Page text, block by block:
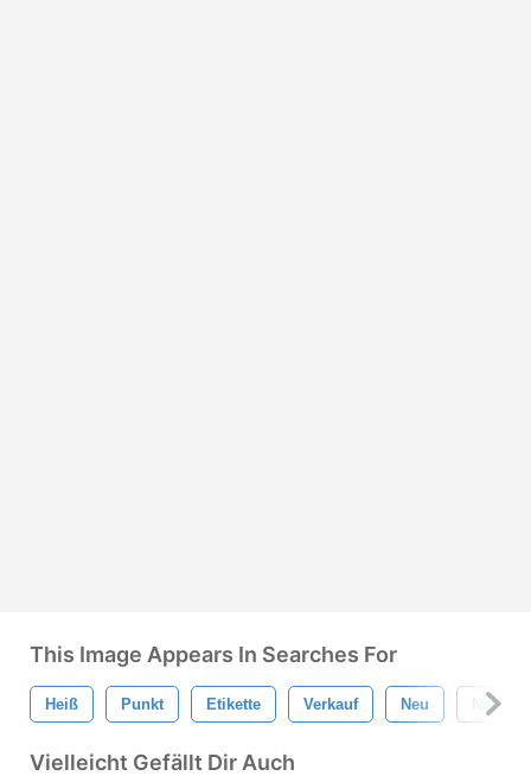
This Image Appears In Searches For
Heiß Punkt Etikette Verkauf Neu
Vielleicht Gefällt Dir Auch